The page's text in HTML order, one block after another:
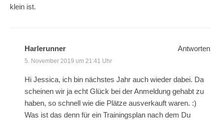
klein ist.
Harlerunner
5. November 2019 um 21:41 Uhr
Hi Jessica, ich bin nächstes Jahr auch wieder dabei. Da
scheinen wir ja echt Glück bei der Anmeldung gehabt zu
haben, so schnell wie die Plätze ausverkauft waren. :)
Was ist das denn für ein Trainingsplan nach dem Du
Antworten